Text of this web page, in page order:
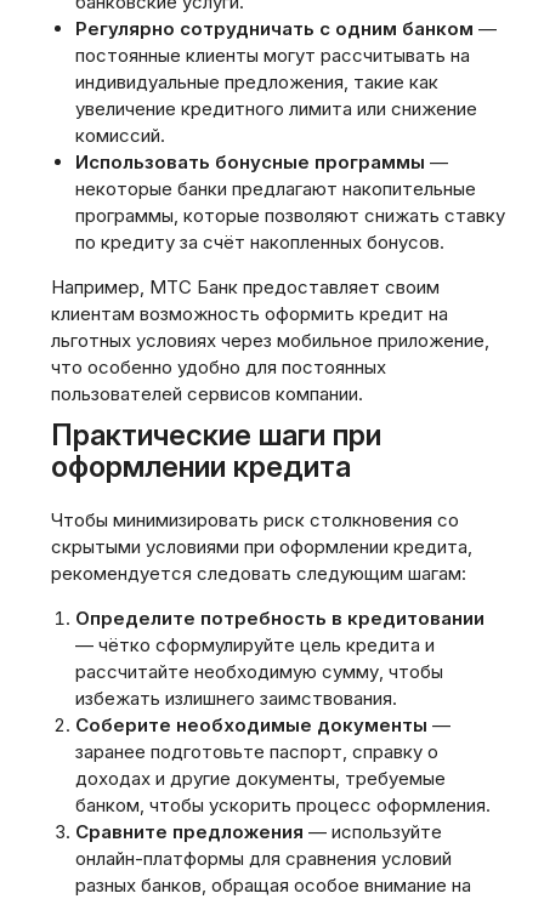
Регулярно сотрудничать с одним банком —
постоянные клиенты могут рассчитывать на
индивидуальные предложения‚ такие как
увеличение кредитного лимита или снижение
комиссий.
Использовать бонусные программы —
некоторые банки предлагают накопительные
программы‚ которые позволяют снижать ставку
по кредиту за счёт накопленных бонусов.
Например‚ МТС Банк предоставляет своим
клиентам возможность оформить кредит на
льготных условиях через мобильное приложение‚
что особенно удобно для постоянных
пользователей сервисов компании.
Практические шаги при
оформлении кредита
Чтобы минимизировать риск столкновения со
скрытыми условиями при оформлении кредита‚
рекомендуется следовать следующим шагам:
Определите потребность в кредитовании
— чётко сформулируйте цель кредита и
рассчитайте необходимую сумму‚ чтобы
избежать излишнего заимствования.
Соберите необходимые документы —
заранее подготовьте паспорт‚ справку о
доходах и другие документы‚ требуемые
банком‚ чтобы ускорить процесс оформления.
Сравните предложения — используйте
онлайн-платформы для сравнения условий
разных банков‚ обращая особое внимание на